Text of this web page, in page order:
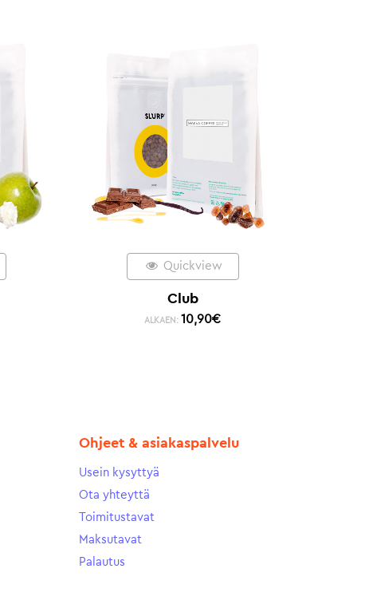
Quickview
Club
ALKAEN: 10,90€
Ohjeet & asiakaspalvelu
Usein kysyttyä
Ota yhteyttä
Toimitustavat
Maksutavat
Palautus